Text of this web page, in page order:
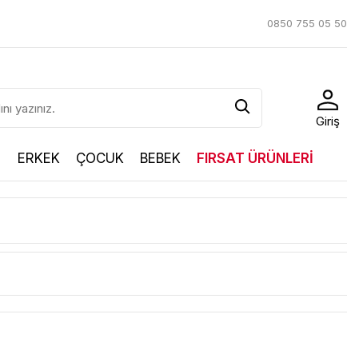
0850 755 05 50
Giriş
ERKEK ÇOCUK BEBEK FIRSAT ÜRÜNLERİ